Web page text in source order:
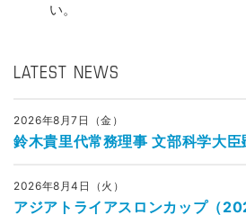
い。
LATEST NEWS
2026年8月7日（金）
鈴木貴里代常務理事 文部科学大臣
2026年8月4日（火）
アジアトライアスロンカップ（